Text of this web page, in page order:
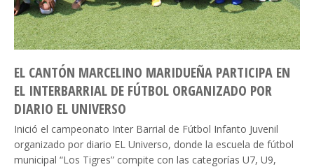
EL CANTÓN MARCELINO MARIDUEÑA PARTICIPA EN
EL INTERBARRIAL DE FÚTBOL ORGANIZADO POR
DIARIO EL UNIVERSO
Inició el campeonato Inter Barrial de Fútbol Infanto Juvenil
organizado por diario EL Universo, donde la escuela de fútbol
municipal “Los Tigres” compite con las categorías U7, U9,